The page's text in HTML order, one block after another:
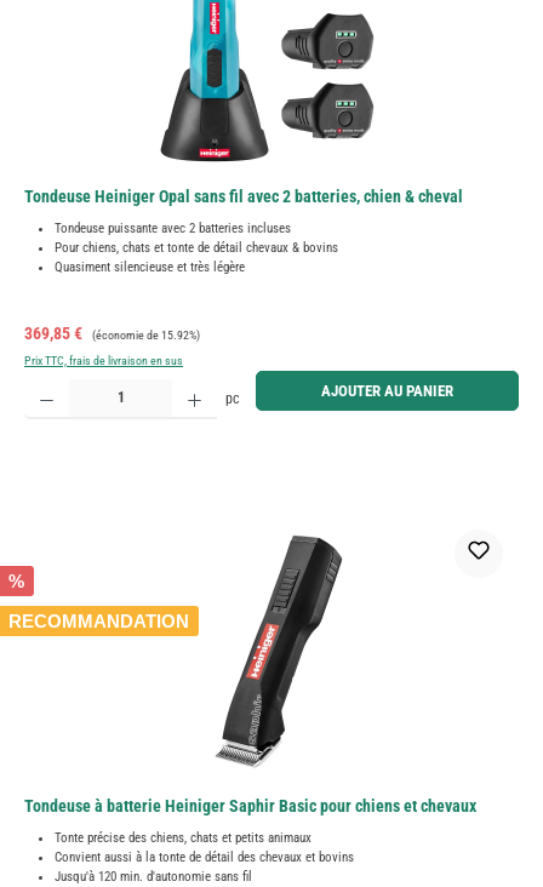
Tondeuse Heiniger Opal sans fil avec 2 batteries, chien & cheval
Tondeuse puissante avec 2 batteries incluses
Pour chiens, chats et tonte de détail chevaux & bovins
Quasiment silencieuse et très légère
Prix de vente :
369,85 € Prix régulier :
(économie de 15.92%)
Prix TTC, frais de livraison en sus
Quantité de produit : Entrez la quantité souhaitée ou utilisez les boutons pour augmenter ou
pc AJOUTER AU PANIER
%
RECOMMANDATION
Tondeuse à batterie Heiniger Saphir Basic pour chiens et chevaux
Tonte précise des chiens, chats et petits animaux
Convient aussi à la tonte de détail des chevaux et bovins
Jusqu'à 120 min. d'autonomie sans fil